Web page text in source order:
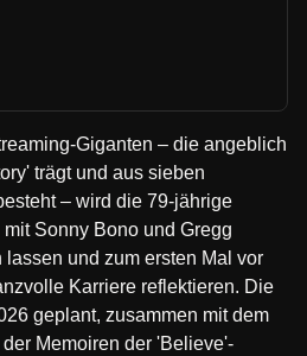
Giganten – die angeblich
trägt und aus sieben
– wird die 79-jährige
Sonny Bono und Gregg
und zum ersten Mal vor
Karriere reflektieren. Die
geplant, zusammen mit dem
Memoiren der 'Believe'-